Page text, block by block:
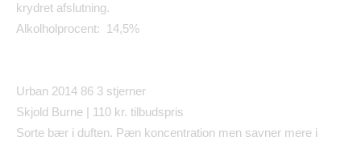
krydret afslutning.
Alkolholprocent: 14,5%
Urban 2014 86 3 stjerner
Skjold Burne | 110 kr. tilbudspris
Sorte bær i duften. Pæn koncentration men savner mere i